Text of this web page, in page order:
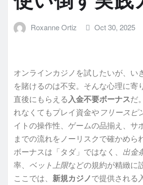
Roxanne Ortiz Oct 30, 2025
オンラインカジノを試したいが、い
を賭けるのは不安。そんな心理に寄
直後にもらえる入金不要ボーナスだ
れなくてもプレイ資金や フリースピ
イトの操作性、ゲームの品揃え、サ
までの流れをノーリスクで確かめら
ボーナスは「タダ」ではなく、 出金
率、 ベット上限などの規約が精緻に
ここでは、 新規カジノで提供される